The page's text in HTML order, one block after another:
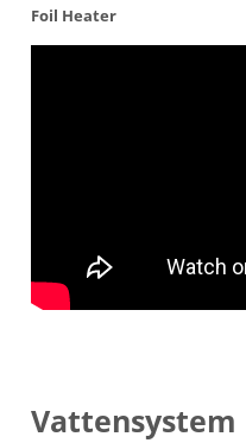
Foil Heater
Vattensystem